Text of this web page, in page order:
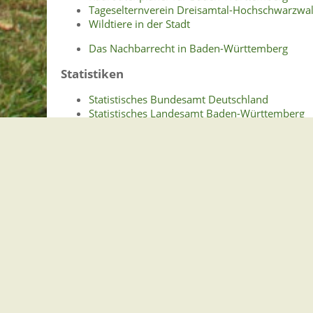
Tageselternverein Dreisamtal-
Wildtiere in der Stadt
Das Nachbarrecht in Baden-Württemberg
Statistiken
Statistisches Bundesamt Deutschland
Statistisches Landesamt Baden-Württemberg